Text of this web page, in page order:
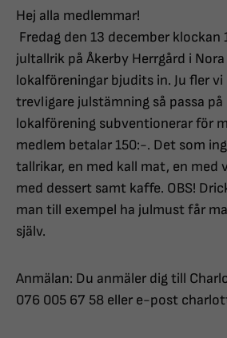
Hej alla medlemmar!
Fredag den 13 december klockan
jultallrik på Åkerby Herrgård i
lokalföreningar bjudits in. Ju fler
trevligare julstämning så passa på
lokalförening subventionerar för
medlem betalar 150:-. Det som
tallrikar, en med kall mat, en med
med dessert samt kaffe. OBS!
man till exempel ha julmust får
själv.
Anmälan: Du anmäler dig till
076 005 67 58 eller e-post